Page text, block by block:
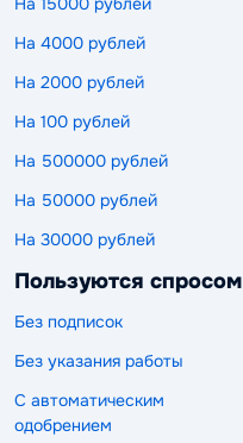
На 4000 рублей
На 2000 рублей
На 100 рублей
На 500000 рублей
На 50000 рублей
На 30000 рублей
Пользуются спросом
Без подписок
Без указания работы
С автоматическим
одобрением